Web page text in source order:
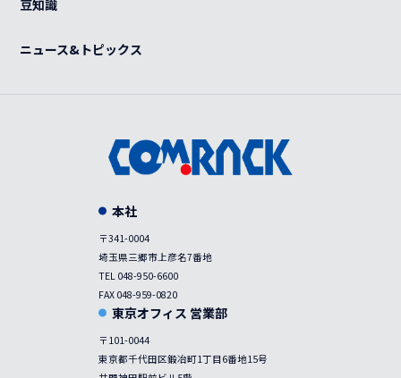
豆知識
ニュース&トピックス
本社
〒341-0004
埼玉県三郷市上彦名7番地
TEL 048-950-6600
FAX 048-959-0820
東京オフィス 営業部
〒101-0044
東京都千代田区鍛冶町1丁目6番地15号